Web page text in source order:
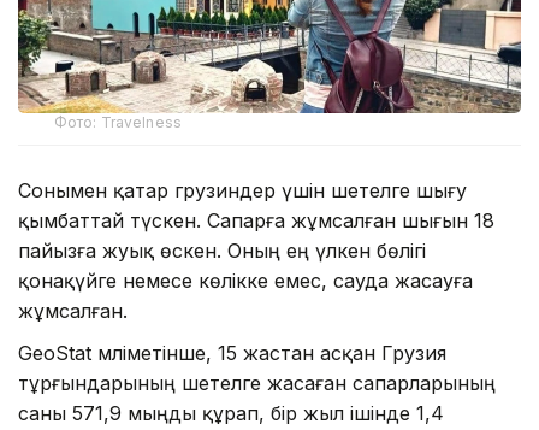
Фото: Travelness
Сонымен қатар грузиндер үшін шетелге шығу
қымбаттай түскен. Сапарға жұмсалған шығын 18
пайызға жуық өскен. Оның ең үлкен бөлігі
қонақүйге немесе көлікке емес, сауда жасауға
жұмсалған.
GeoStat мәліметінше, 15 жастан асқан Грузия
тұрғындарының шетелге жасаған сапарларының
саны 571,9 мыңды құрап, бір жыл ішінде 1,4